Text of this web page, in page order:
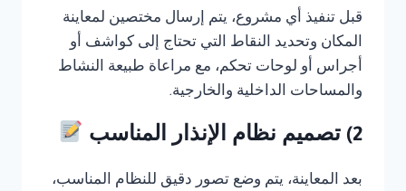
قبل تنفيذ أي مشروع، يتم إرسال مختصين لمعاينة
المكان وتحديد النقاط التي تحتاج إلى كواشف أو
أجراس أو لوحات تحكم، مع مراعاة طبيعة النشاط
والمساحات الداخلية والخارجية.
2) تصميم نظام الإنذار المناسب
بعد المعاينة، يتم وضع تصور دقيق للنظام المناسب،